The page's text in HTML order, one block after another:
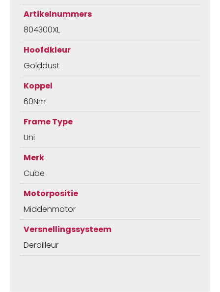
Artikelnummers
804300XL
Hoofdkleur
Golddust
Koppel
60Nm
Frame Type
Uni
Merk
Cube
Motorpositie
Middenmotor
Versnellingssysteem
Derailleur